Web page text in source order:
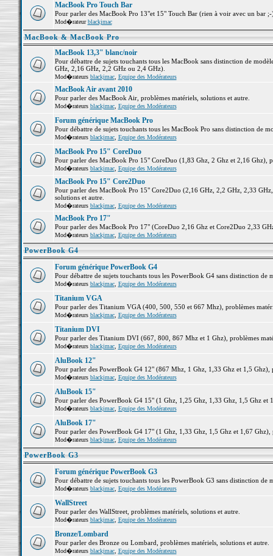
MacBook Pro Touch Bar
Pour parler des MacBook Pro 13"et 15" Touch Bar (rien à voir avec un bar
Mod�rateurblackjmac
MacBook & MacBook Pro
MacBook 13,3" blanc/noir
Pour débattre de sujets touchants tous les MacBook sans distinction de
GHz, 2,16 GHz, 2,2 GHz ou 2,4 GHz).
Mod�rateurs blackjmac, Equipe des Modérateurs
MacBook Air avant 2010
Pour parler des MacBook Air, problèmes matériels, solutions et autre.
Mod�rateurs blackjmac, Equipe des Modérateurs
Forum générique MacBook Pro
Pour débattre de sujets touchants tous les MacBook Pro sans distinction de
Mod�rateurs blackjmac, Equipe des Modérateurs
MacBook Pro 15" CoreDuo
Pour parler des MacBook Pro 15" CoreDuo (1,83 Ghz, 2 Ghz et 2,16 Ghz),
Mod�rateurs blackjmac, Equipe des Modérateurs
MacBook Pro 15" Core2Duo
Pour parler des MacBook Pro 15" Core2Duo (2,16 GHz, 2,2 GHz, 2,33
solutions et autre.
Mod�rateurs blackjmac, Equipe des Modérateurs
MacBook Pro 17"
Pour parler des MacBook Pro 17" (CoreDuo 2,16 Ghz et Core2Duo 2,33
Mod�rateurs blackjmac, Equipe des Modérateurs
PowerBook G4
Forum générique PowerBook G4
Pour débattre de sujets touchants tous les PowerBook G4 sans distinction de
Mod�rateurs blackjmac, Equipe des Modérateurs
Titanium VGA
Pour parler des Titanium VGA (400, 500, 550 et 667 Mhz), problèmes
Mod�rateurs blackjmac, Equipe des Modérateurs
Titanium DVI
Pour parler des Titanium DVI (667, 800, 867 Mhz et 1 Ghz), problèmes
Mod�rateurs blackjmac, Equipe des Modérateurs
AluBook 12"
Pour parler des PowerBook G4 12" (867 Mhz, 1 Ghz, 1,33 Ghz et 1,5 Ghz),
Mod�rateurs blackjmac, Equipe des Modérateurs
AluBook 15"
Pour parler des PowerBook G4 15" (1 Ghz, 1,25 Ghz, 1,33 Ghz, 1,5 Ghz et
Mod�rateurs blackjmac, Equipe des Modérateurs
AluBook 17"
Pour parler des PowerBook G4 17" (1 Ghz, 1,33 Ghz, 1,5 Ghz et 1,67 Ghz),
Mod�rateurs blackjmac, Equipe des Modérateurs
PowerBook G3
Forum générique PowerBook G3
Pour débattre de sujets touchants tous les PowerBook G3 sans distinction de
Mod�rateurs blackjmac, Equipe des Modérateurs
WallStreet
Pour parler des WallStreet, problèmes matériels, solutions et autre.
Mod�rateurs blackjmac, Equipe des Modérateurs
Bronze/Lombard
Pour parler des Bronze ou Lombard, problèmes matériels, solutions et autre.
Mod�rateurs blackjmac, Equipe des Modérateurs